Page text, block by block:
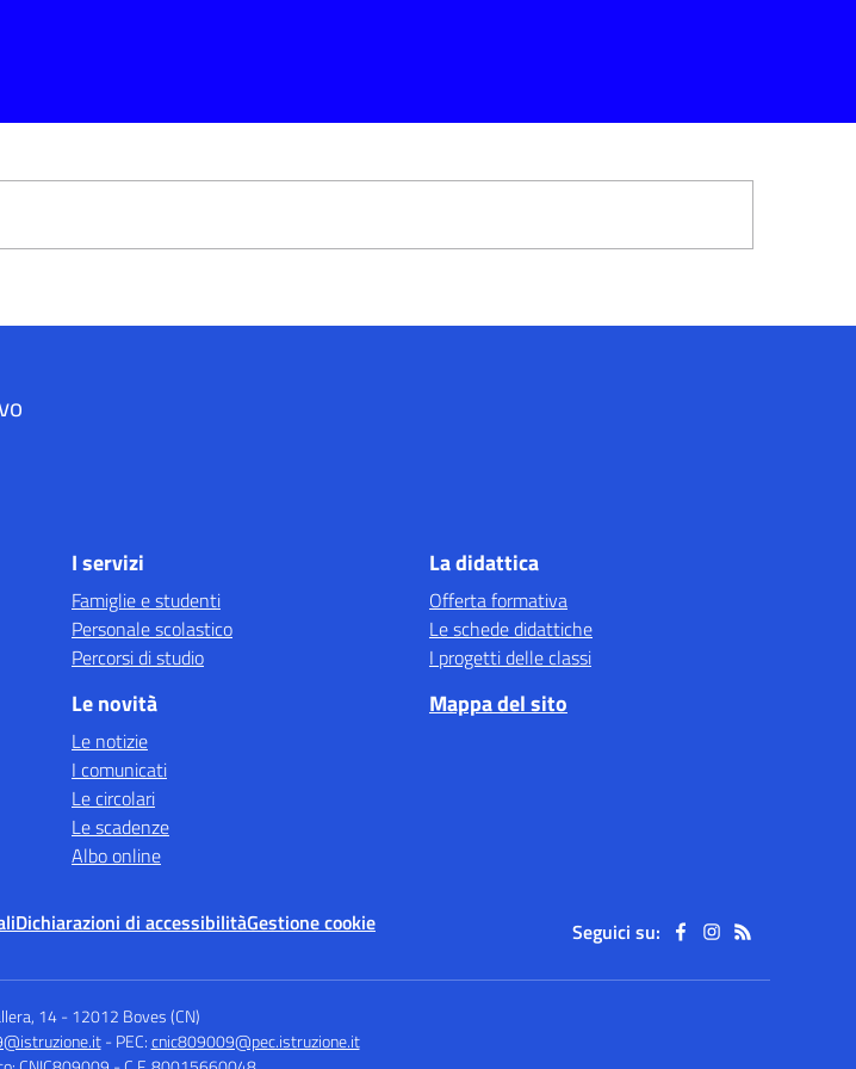
I servizi
Famiglie e studenti
Personale scolastico
Percorsi di studio
Le novità
Le notizie
I comunicati
Le circolari
Le scadenze
Albo online
La didattica
Offerta formativa
Le schede didattiche
I progetti delle classi
Mappa del sito
Dichiarazioni di accessibilitàGestione cookie Seguici su:
14 -12012 Boves (CN)
- PEC:cnic809009@pec.istruzione.it